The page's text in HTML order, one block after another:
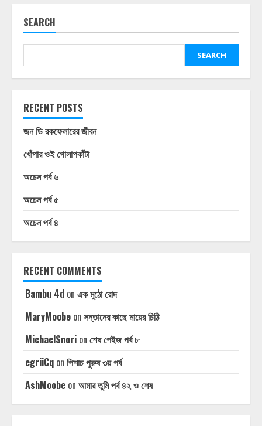
SEARCH
SEARCH
RECENT POSTS
জন ডি রকফেলারের জীবন
খোঁপার ওই গোলাপকাঁটা
অচেন পর্ব ৬
অচেন পর্ব ৫
অচেন পর্ব ৪
RECENT COMMENTS
Bambu 4d on এক মুঠো রোদ
MaryMoobe on সন্তানের কাছে মায়ের চিঠি
MichaelSnori on শেষ পেইজ পর্ব ৮
egriiCq on পিশাচ পুরুষ ৩য় পর্ব
AshMoobe on আমার তুমি পর্ব ৪২ ও শেষ